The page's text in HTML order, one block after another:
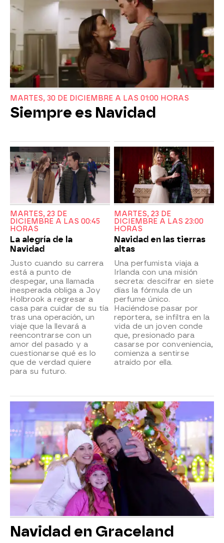
MARTES, 30 DE DICIEMBRE A LAS 01:00 HORAS
Siempre es Navidad
MARTES, 23 DE
DICIEMBRE A LAS 00:45
HORAS
La alegría de la
Navidad
Justo cuando su carrera
está a punto de
despegar, una llamada
inesperada obliga a Joy
Holbrook a regresar a
casa para cuidar de su tía
tras una operación, un
viaje que la llevará a
reencontrarse con un
amor del pasado y a
cuestionarse qué es lo
que de verdad quiere
para su futuro.
MARTES, 23 DE
DICIEMBRE A LAS 23:00
HORAS
Navidad en las tierras
altas
Una perfumista viaja a
Irlanda con una misión
secreta: descifrar en siete
días la fórmula de un
perfume único.
Haciéndose pasar por
reportera, se infiltra en la
vida de un joven conde
que, presionado para
casarse por conveniencia,
comienza a sentirse
atraído por ella.
Navidad en Graceland